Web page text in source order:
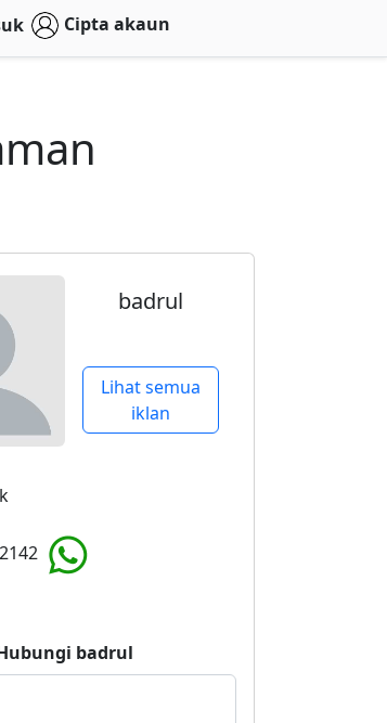
Cipta akaun
badrul
Lihat semua
iklan
badrul